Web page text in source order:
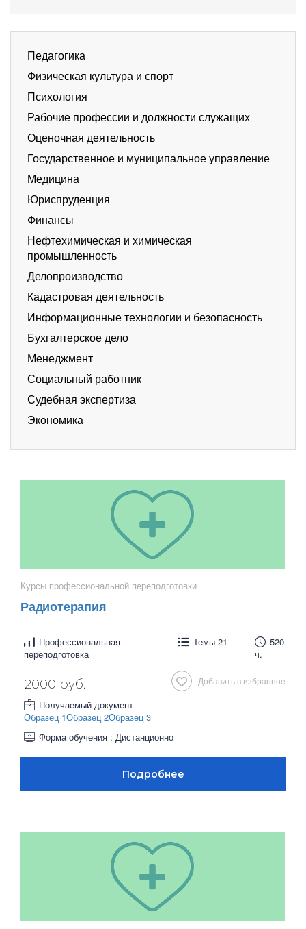
Педагогика
Физическая культура и спорт
Психология
Рабочие профессии и должности служащих
Оценочная деятельность
Государственное и муниципальное управление
Медицина
Юриспруденция
Финансы
Нефтехимическая и химическая
промышленность
Делопроизводство
Кадастровая деятельность
Информационные технологии и безопасность
Бухгалтерское дело
Менеджмент
Социальный работник
Судебная экспертиза
Экономика
Курсы профессиональной переподготовки
Радиотерапия
Профессиональная
переподготовка
Темы 21
520
ч.
Добавить в избранное
12000 руб.
Получаемый документ
Образец 1Образец 2Образец 3
Форма обучения : Дистанционно